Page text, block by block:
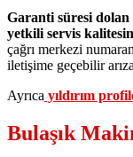
Garanti süresi dolan
yetkili servis
çağrı merkezi
iletişime geçebilir
Ayrıca yıldırım
Bulaşık